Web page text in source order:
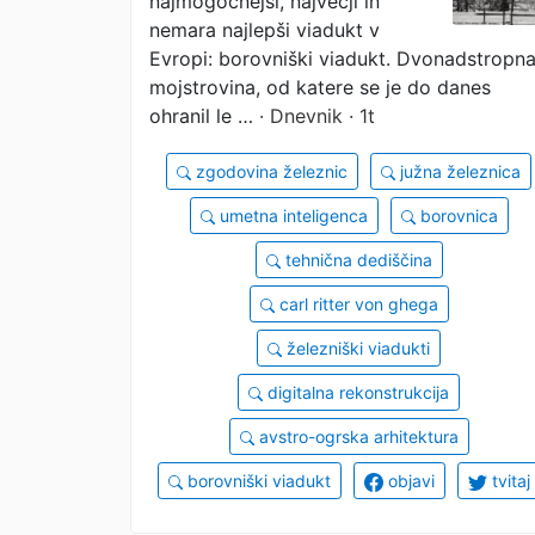
sledu
nemara najlepši viadukt v
Evropi: borovniški viadukt. Dvonadstropna
mojstrovina, od katere se je do danes
ohranil le … · Dnevnik · 1t
zgodovina železnic južna železnica
umetna inteligenca borovnica
tehnična dediščina
carl ritter von ghega
železniški viadukti
digitalna rekonstrukcija
avstro-ogrska arhitektura
borovniški viadukt objavi tvitaj